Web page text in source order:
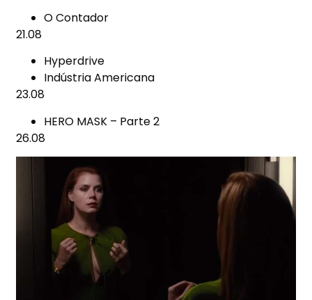
O Contador
21.08
Hyperdrive
Indústria Americana
23.08
HERO MASK – Parte 2
26.08